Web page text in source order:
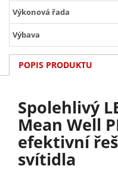
Výkonová řada
Výbava
POPIS PRODUKTU
Spolehlivý
Mean Well
efektivní
svítidla